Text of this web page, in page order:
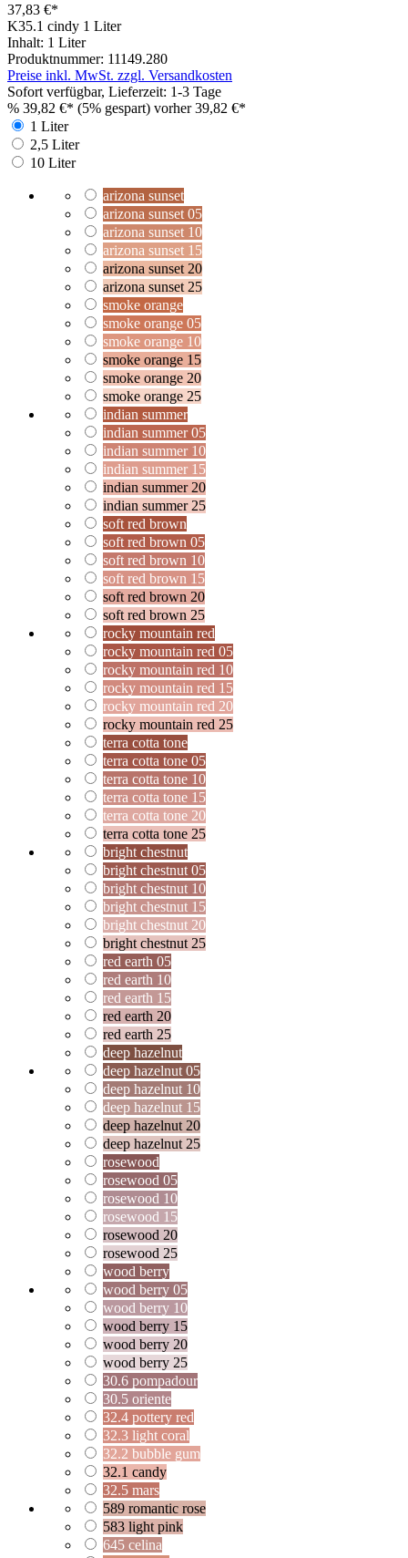
37,83 €*
K35.1 cindy 1 Liter
Inhalt: 1 Liter
Produktnummer: 11149.280
Preise inkl. MwSt. zzgl. Versandkosten
Sofort verfügbar, Lieferzeit: 1-3 Tage
% 39,82 €* (5% gespart) vorher 39,82 €*
1 Liter
2,5 Liter
10 Liter
arizona sunset
arizona sunset 05
arizona sunset 10
arizona sunset 15
arizona sunset 20
arizona sunset 25
smoke orange
smoke orange 05
smoke orange 10
smoke orange 15
smoke orange 20
smoke orange 25
indian summer
indian summer 05
indian summer 10
indian summer 15
indian summer 20
indian summer 25
soft red brown
soft red brown 05
soft red brown 10
soft red brown 15
soft red brown 20
soft red brown 25
rocky mountain red
rocky mountain red 05
rocky mountain red 10
rocky mountain red 15
rocky mountain red 20
rocky mountain red 25
terra cotta tone
terra cotta tone 05
terra cotta tone 10
terra cotta tone 15
terra cotta tone 20
terra cotta tone 25
bright chestnut
bright chestnut 05
bright chestnut 10
bright chestnut 15
bright chestnut 20
bright chestnut 25
red earth 05
red earth 10
red earth 15
red earth 20
red earth 25
deep hazelnut
deep hazelnut 05
deep hazelnut 10
deep hazelnut 15
deep hazelnut 20
deep hazelnut 25
rosewood
rosewood 05
rosewood 10
rosewood 15
rosewood 20
rosewood 25
wood berry
wood berry 05
wood berry 10
wood berry 15
wood berry 20
wood berry 25
30.6 pompadour
30.5 oriente
32.4 pottery red
32.3 light coral
32.2 bubble gum
32.1 candy
32.5 mars
589 romantic rose
583 light pink
645 celina